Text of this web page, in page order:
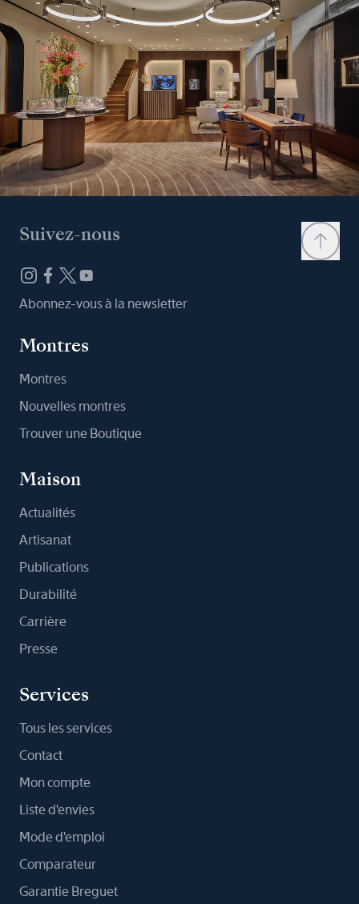
Suivez-nous
Abonnez-vous à la newsletter
Montres
Montres
Nouvelles montres
Trouver une Boutique
Maison
Actualités
Artisanat
Publications
Durabilité
Carrière
Presse
Services
Tous les services
Contact
Mon compte
Liste d'envies
Mode d'emploi
Comparateur
Garantie Breguet